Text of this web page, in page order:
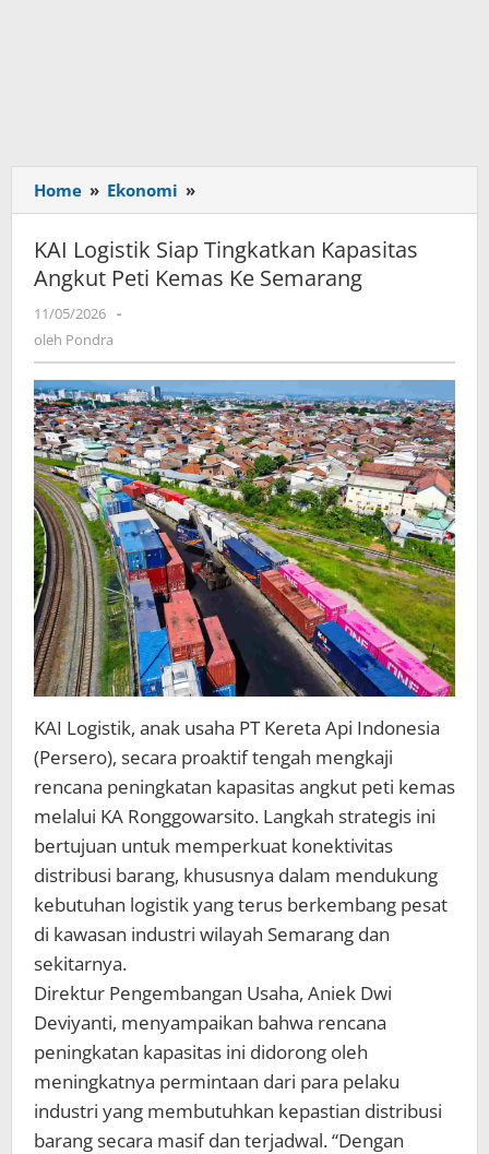
Home » Ekonomi »
Logistik
Siap
Tingkatkan
Kapasitas
Kemas
Ke
Semarang
KAI Logistik Siap Tingkatkan Kapasitas
Angkut Peti Kemas Ke Semarang
11/05/2026 oleh
-
oleh Pondra
KAI Logistik, anak usaha PT Kereta Api Indonesia
(Persero), secara proaktif tengah mengkaji
rencana peningkatan kapasitas angkut peti kemas
melalui KA Ronggowarsito. Langkah strategis ini
bertujuan untuk memperkuat konektivitas
distribusi barang, khususnya dalam mendukung
kebutuhan logistik yang terus berkembang pesat
di kawasan industri wilayah Semarang dan
sekitarnya.
Direktur Pengembangan Usaha, Aniek Dwi
Deviyanti, menyampaikan bahwa rencana
peningkatan kapasitas ini didorong oleh
meningkatnya permintaan dari para pelaku
industri yang membutuhkan kepastian distribusi
barang secara masif dan terjadwal. “Dengan